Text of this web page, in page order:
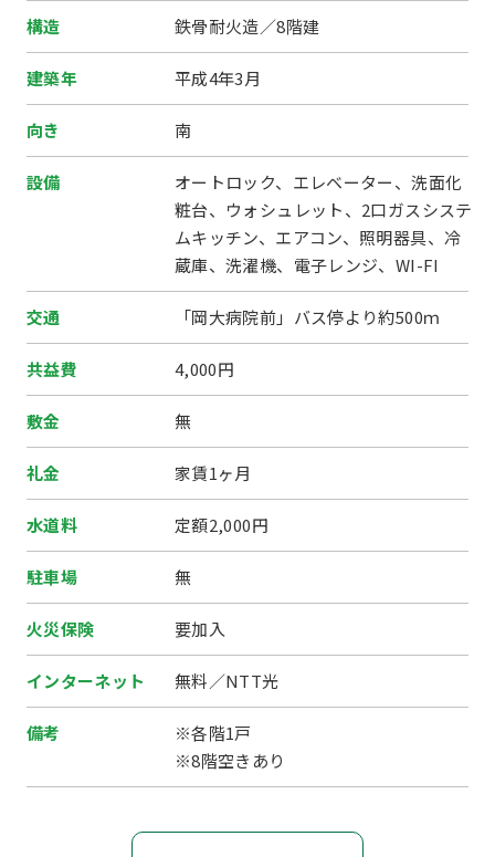
構造 鉄骨耐火造／8階建
建築年 平成4年3月
向き 南
設備
オートロック、エレベーター、洗面化
粧台、ウォシュレット、2口ガスシステ
ムキッチン、エアコン、照明器具、冷
蔵庫、洗濯機、電子レンジ、WI-FI
交通 「岡大病院前」バス停より約500ｍ
共益費 4,000円
敷金 無
礼金 家賃1ヶ月
水道料 定額2,000円
駐車場 無
火災保険 要加入
インターネット 無料／NTT光
備考
※各階1戸
※8階空きあり